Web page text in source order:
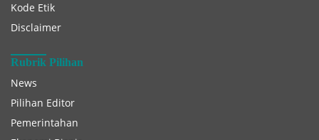
Kode Etik
Disclaimer
Rubrik Pilihan
News
Pilihan Editor
Pemerintahan